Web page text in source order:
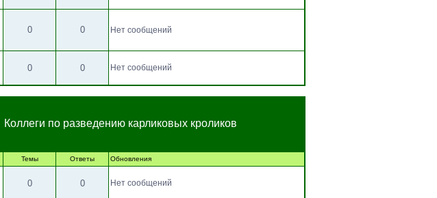
0 0 Нет сообщений
0 0 Нет сообщений
Коллеги по разведению карликовых кроликов
Темы Ответы Обновления
0 0 Нет сообщений